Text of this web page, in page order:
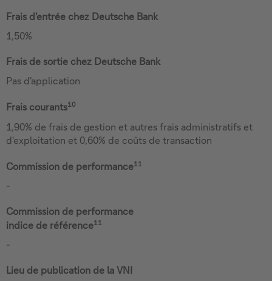
Frais d'entrée chez Deutsche Bank
1,50%
Frais de sortie chez Deutsche Bank
Pas d'application
Frais courants10
1,90% de frais de gestion et autres frais administratifs et
d'exploitation et 0,60% de coûts de transaction
Commission de performance11
-
Commission de performance
indice de référence11
-
Lieu de publication de la VNI